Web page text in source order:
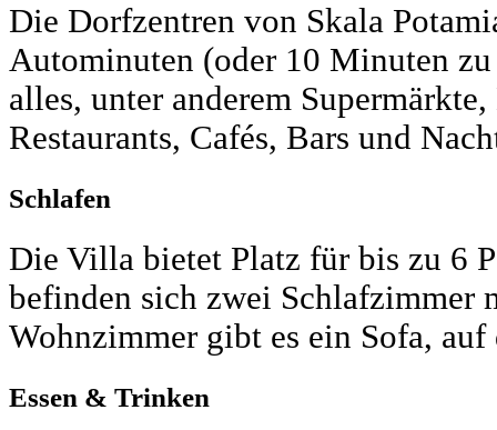
Die Dorfzentren von Skala
Autominuten (oder 10 Minuten
alles, unter anderem
Restaurants, Cafés, Bars und
Schlafen
Die Villa bietet Platz für bis zu 6
befinden sich zwei Schlafzimmer
Wohnzimmer gibt es ein Sofa,
Essen & Trinken